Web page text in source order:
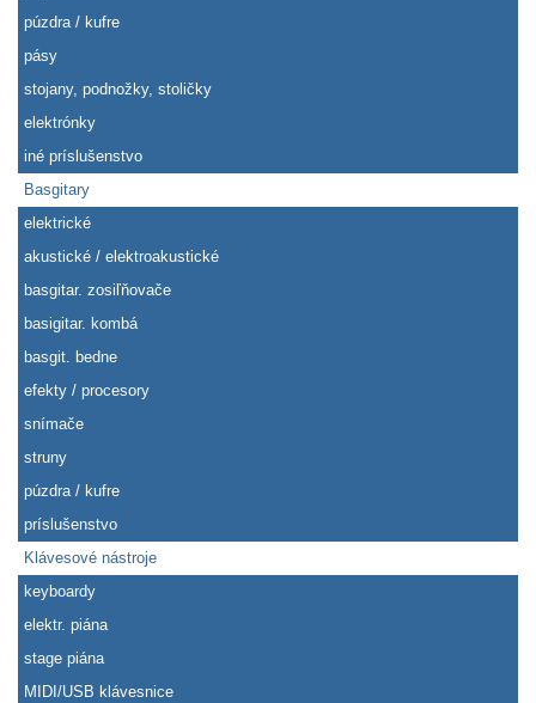
púzdra / kufre
pásy
stojany, podnožky, stoličky
elektrónky
iné príslušenstvo
Basgitary
elektrické
akustické / elektroakustické
basgitar. zosiľňovače
basigitar. kombá
basgit. bedne
efekty / procesory
snímače
struny
púzdra / kufre
príslušenstvo
Klávesové nástroje
keyboardy
elektr. piána
stage piána
MIDI/USB klávesnice